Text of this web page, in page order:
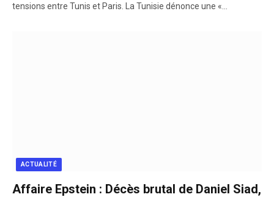
tensions entre Tunis et Paris. La Tunisie dénonce une «…
ACTUALITÉ
Affaire Epstein : Décès brutal de Daniel Siad,